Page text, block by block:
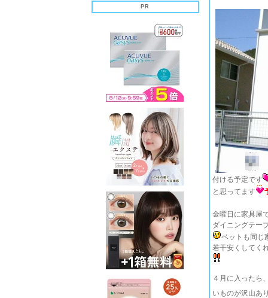
PR
付ける予定です
と思ってます
金曜日に家具屋
ダイニングテー
ベットも同じ
若干安くしてく
４月に入ったら
いものが沢山あ